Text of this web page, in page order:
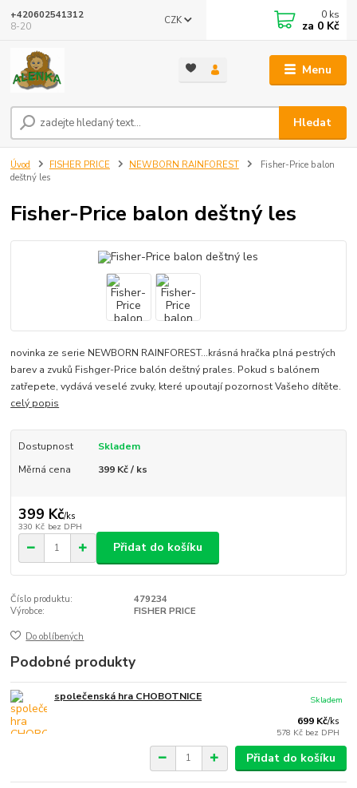
Menu
CZK
Hledat
+420602541312
8-20
0 ks
za 0 Kč
Úvod FISHER PRICE NEWBORN RAINFOREST
Fisher-Price balon
deštný les
Fisher-Price balon deštný les
novinka ze serie NEWBORN RAINFOREST...krásná hračka plná pestrých
barev a zvuků Fishger-Price balón deštný prales. Pokud s balónem
zatřepete, vydává veselé zvuky, které upoutají pozornost Vašeho dítěte.
celý popis
Dostupnost
Skladem
Měrná cena
399 Kč / ks
399 Kč/ks
330 Kč bez DPH
Přidat do košíku
Číslo produktu:
479234
Výrobce:
FISHER PRICE
Do oblíbených
Podobné produkty
společenská hra CHOBOTNICE
699 Kč/ks
578 Kč bez DPH
Skladem
Přidat do košíku